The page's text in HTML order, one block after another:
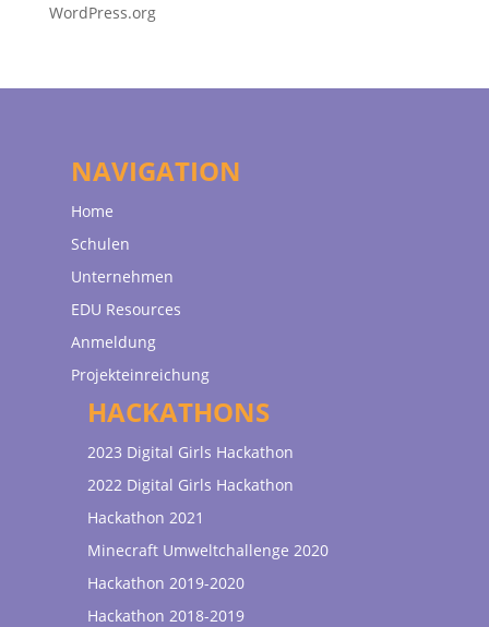
WordPress.org
NAVIGATION
Home
Schulen
Unternehmen
EDU Resources
Anmeldung
Projekteinreichung
HACKATHONS
2023 Digital Girls Hackathon
2022 Digital Girls Hackathon
Hackathon 2021
Minecraft Umweltchallenge 2020
Hackathon 2019-2020
Hackathon 2018-2019